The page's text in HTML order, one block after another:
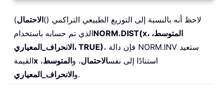
لاحظ أنه بالنسبة إلى التوزيع الطبيعي التراكمي ()الاحتمال)
الذي تم حسابه باستخدامNORM.DIST(x، المتوسط،
الانحراف_المعياري، TRUE)، فإن دالة NORM.INV ستعيد
القيمةx استنادًا إلى نفسالاحتمال، والمتوسط،
والانحراف_المعياري .